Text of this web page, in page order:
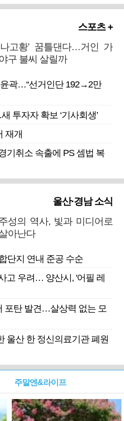
스포츠 +
나고황’ 꿈틀댄다…거인 가
구 불씨 살릴까
곽…“선거인단 192→2만
투자자 확보 ‘기사회생’
재개
기취소 속출에 PS 셈법 복
울산·경남 소식
성의 역사, 빛과 미디어로
아난다
단지 연내 준공 수순
고 우려… 양산시, '어필 레
포탄 발견…살상력 없는 모
울산 한 정신의료기관 폐원
주말엔&라이프